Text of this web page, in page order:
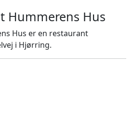
Hummerens Hus
Hus er en restaurant
i Hjørring.